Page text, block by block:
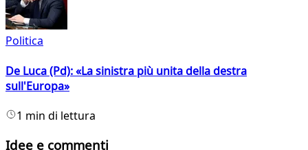
Politica
De Luca (Pd): «La sinistra più unita della destra
sull'Europa»
1 min di lettura
Idee e commenti